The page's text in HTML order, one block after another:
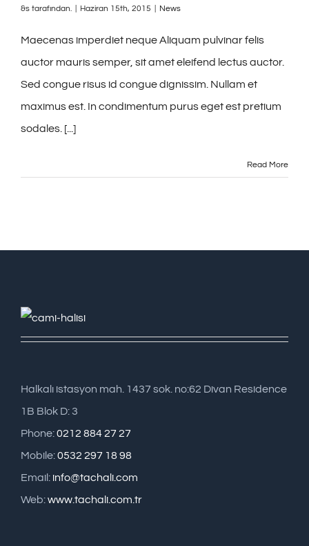
&s tarafından. Haziran 15th, 2015 News
Maecenas imperdiet neque Aliquam pulvinar felis
auctor mauris semper, sit amet eleifend lectus auctor.
Sed congue risus id congue dignissim. Nullam et
maximus est. In condimentum purus eget est pretium
sodales. [...]
Read More
Halkalı istasyon mah. 1437 sok. no:62 Divan Residence
1B Blok D: 3
Phone:0212 884 27 27
Mobile:0532 297 18 98
Email: info@tachali.com
Web:www.tachali.com.tr